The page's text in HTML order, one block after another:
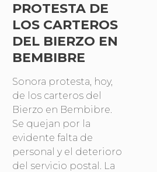
PROTESTA DE
LOS CARTEROS
DEL BIERZO EN
BEMBIBRE
Sonora protesta, hoy,
de los carteros del
Bierzo en Bembibre.
Se quejan por la
evidente falta de
personal y el deterioro
del servicio postal. La